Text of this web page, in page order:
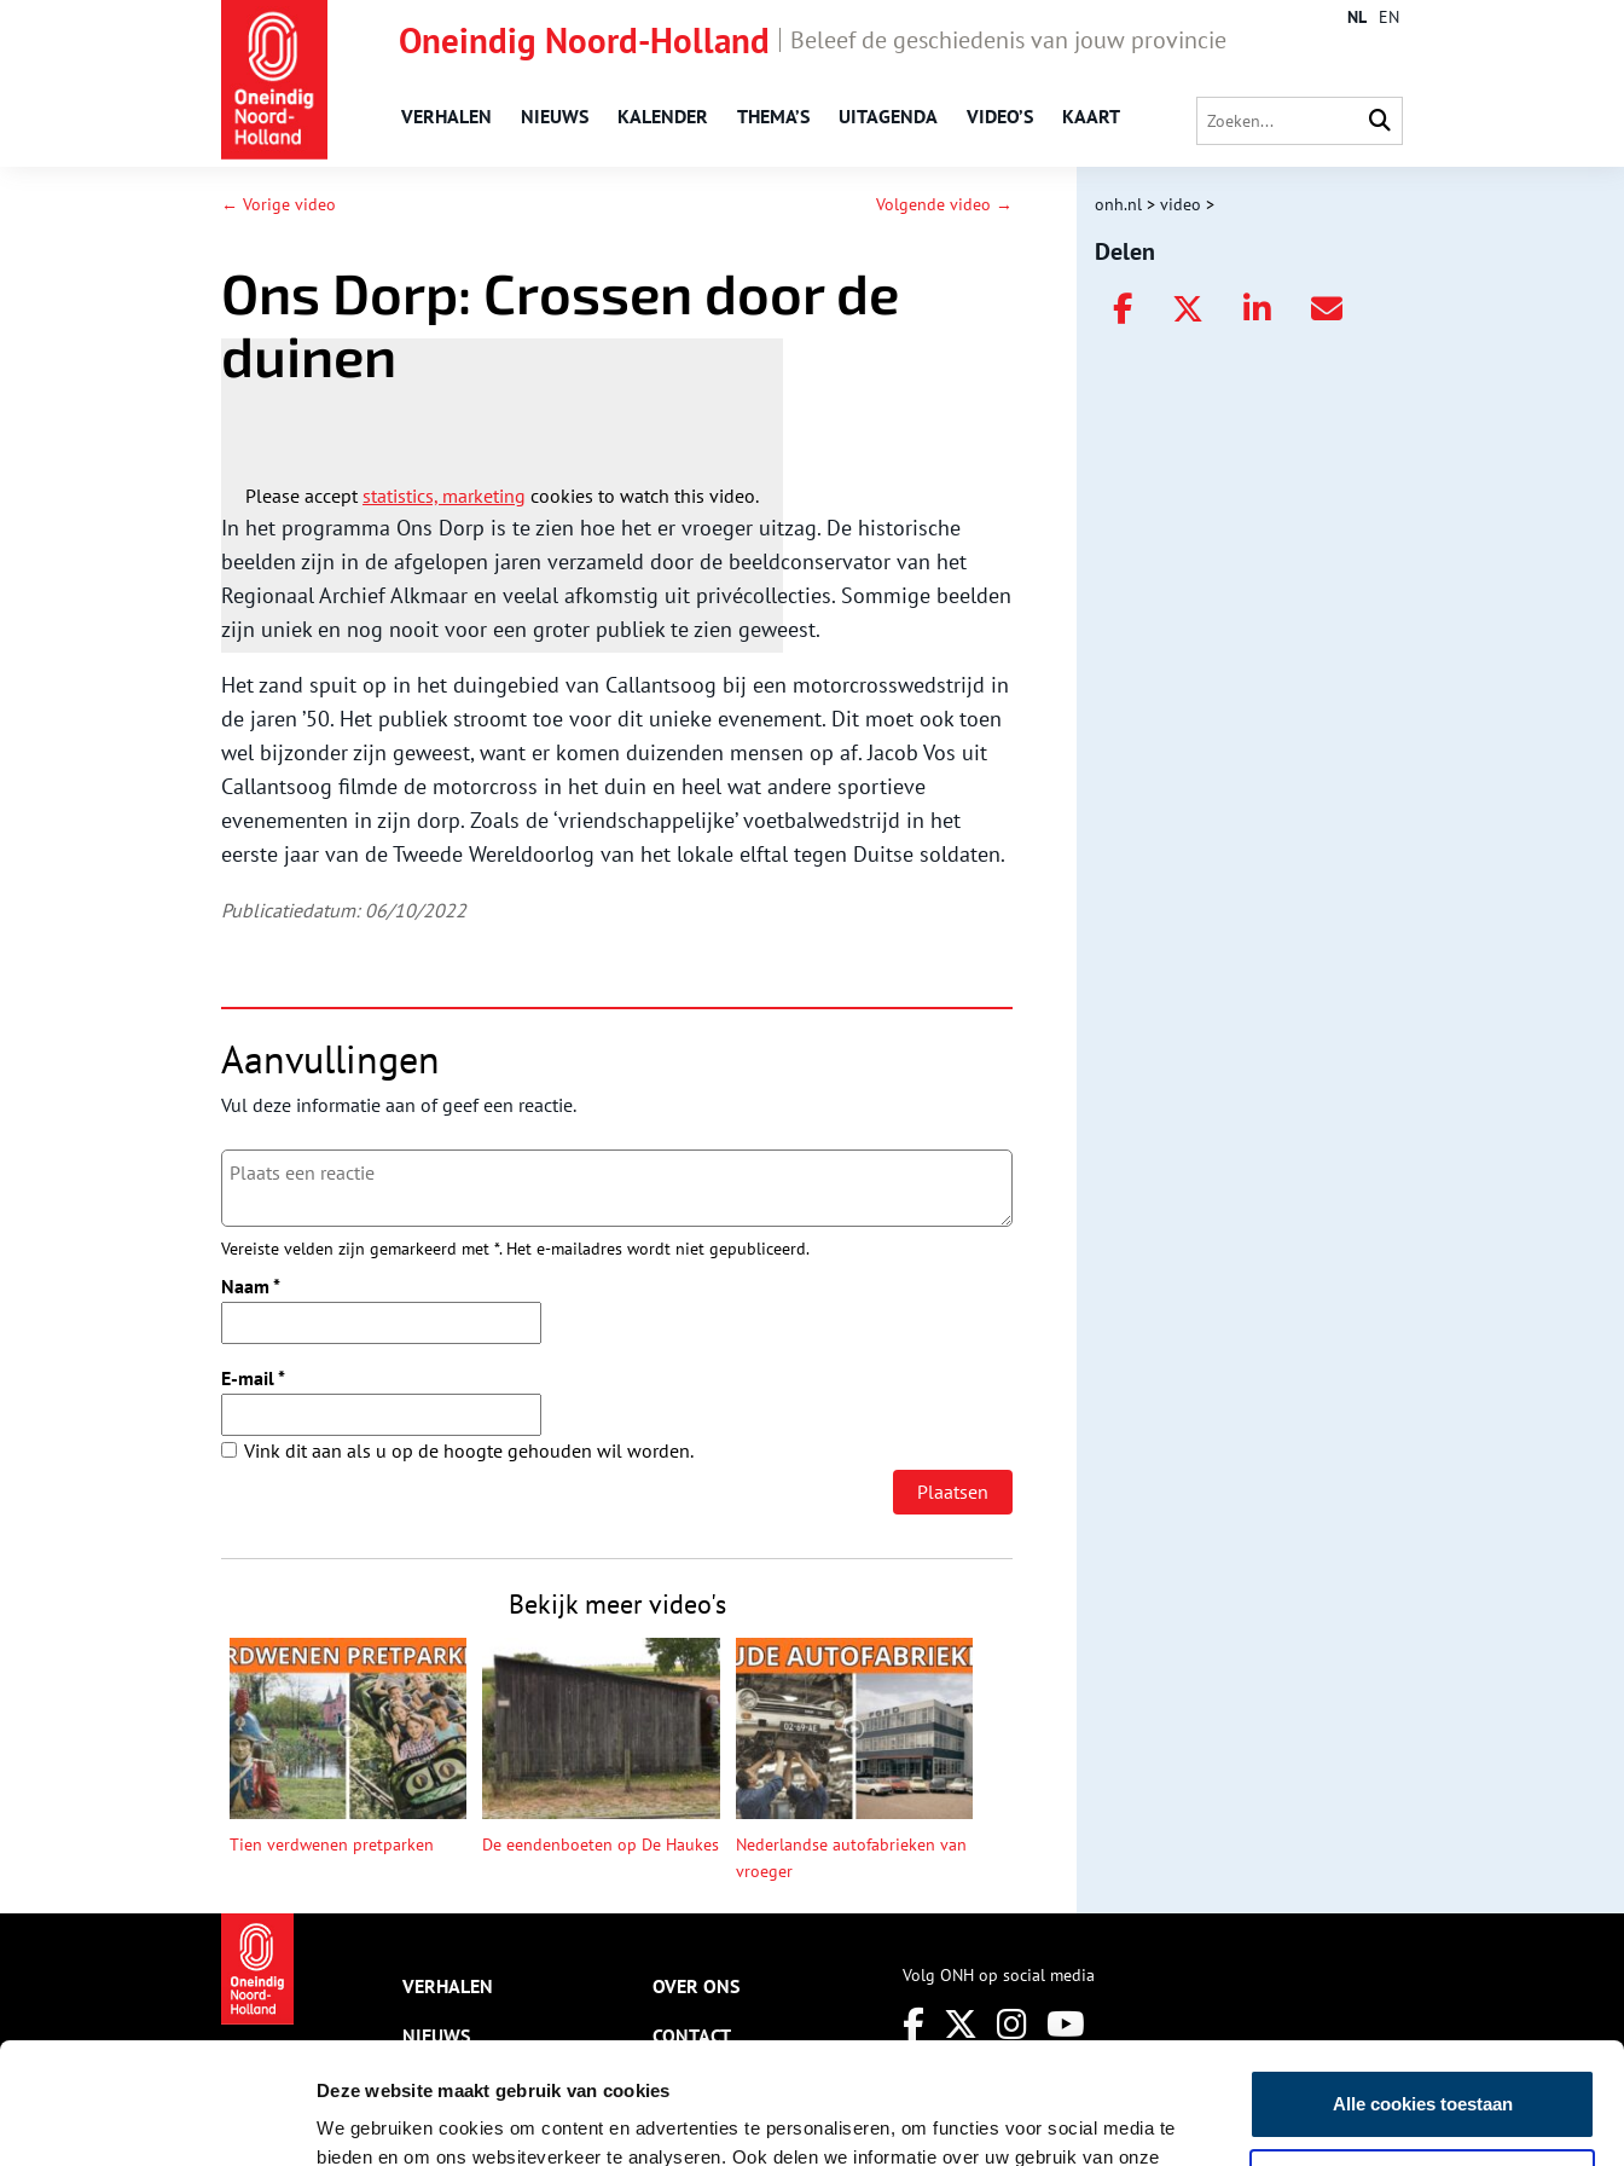
Deze website maakt gebruik van cookies
We gebruiken cookies om content en advertenties te personaliseren, om functies voor social media te
bieden en om ons websiteverkeer te analyseren. Ook delen we informatie over uw gebruik van onze
Alle cookies toestaan
Oneindig Noord-Holland Beleef de geschiedenis van jouw provincie
VERHALEN NIEUWS KALENDER THEMA’S UITAGENDA VIDEO’S KAART
NL EN
← Vorige video Volgende video →
Ons Dorp: Crossen door de
duinen
Please acceptstatistics, marketing cookies to watch this video.
In het programma Ons Dorp is te zien hoe het er vroeger uitzag. De historische
beelden zijn in de afgelopen jaren verzameld door de beeldconservator van het
Regionaal Archief Alkmaar en veelal afkomstig uit privécollecties. Sommige beelden
zijn uniek en nog nooit voor een groter publiek te zien geweest.
Het zand spuit op in het duingebied van Callantsoog bij een motorcrosswedstrijd in
de jaren ’50. Het publiek stroomt toe voor dit unieke evenement. Dit moet ook toen
wel bijzonder zijn geweest, want er komen duizenden mensen op af. Jacob Vos uit
Callantsoog filmde de motorcross in het duin en heel wat andere sportieve
evenementen in zijn dorp. Zoals de ‘vriendschappelijke’ voetbalwedstrijd in het
eerste jaar van de Tweede Wereldoorlog van het lokale elftal tegen Duitse soldaten.
Publicatiedatum: 06/10/2022
Aanvullingen
Vul deze informatie aan of geef een reactie.
Vereiste velden zijn gemarkeerd met *. Het e-mailadres wordt niet gepubliceerd.
Naam *
E-mail*
Vink dit aan als u op de hoogte gehouden wil worden.
Bekijk meer video's
Tien verdwenen pretparken De eendenboeten op De Haukes
Nederlandse autofabrieken van
vroeger
onh.nl > video >
Delen
VERHALEN
NIEUWS
KALENDER
THEMA’S
OVER ONS
CONTACT
NIEUWSBRIEF
DISCLAIMER
Volg ONH op social media